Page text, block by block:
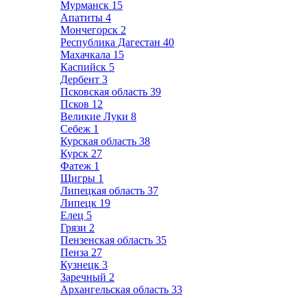
Мурманск 15
Апатиты 4
Мончегорск 2
Республика Дагестан 40
Махачкала 15
Каспийск 5
Дербент 3
Псковская область 39
Псков 12
Великие Луки 8
Себеж 1
Курская область 38
Курск 27
Фатеж 1
Щигры 1
Липецкая область 37
Липецк 19
Елец 5
Грязи 2
Пензенская область 35
Пенза 27
Кузнецк 3
Заречный 2
Архангельская область 33